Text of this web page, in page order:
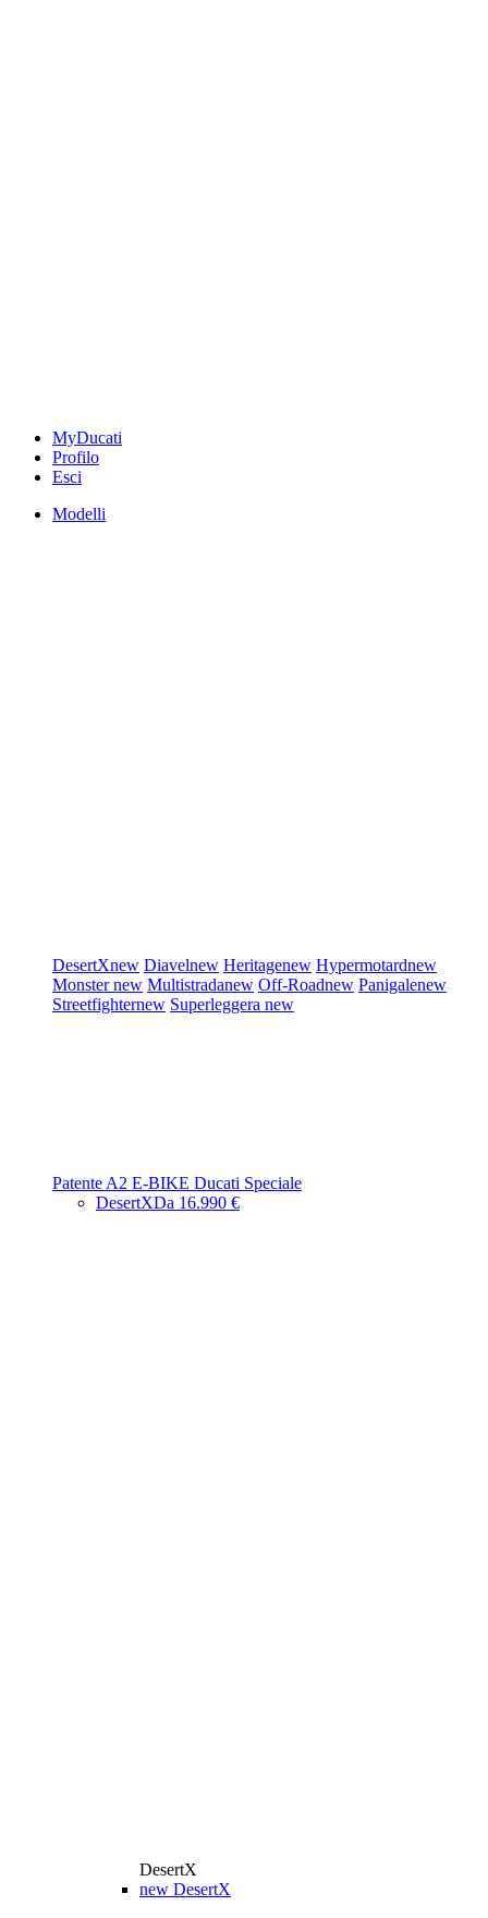
MyDucati
Profilo
Esci
Modelli
DesertXnew Diavelnew Heritagenew Hypermotardnew
Monsternew Multistradanew Off-Roadnew Panigalenew
Streetfighternew Superleggera new
Patente A2 E-BIKE Ducati Speciale
DesertXDa 16.990 €
DesertX
new DesertX